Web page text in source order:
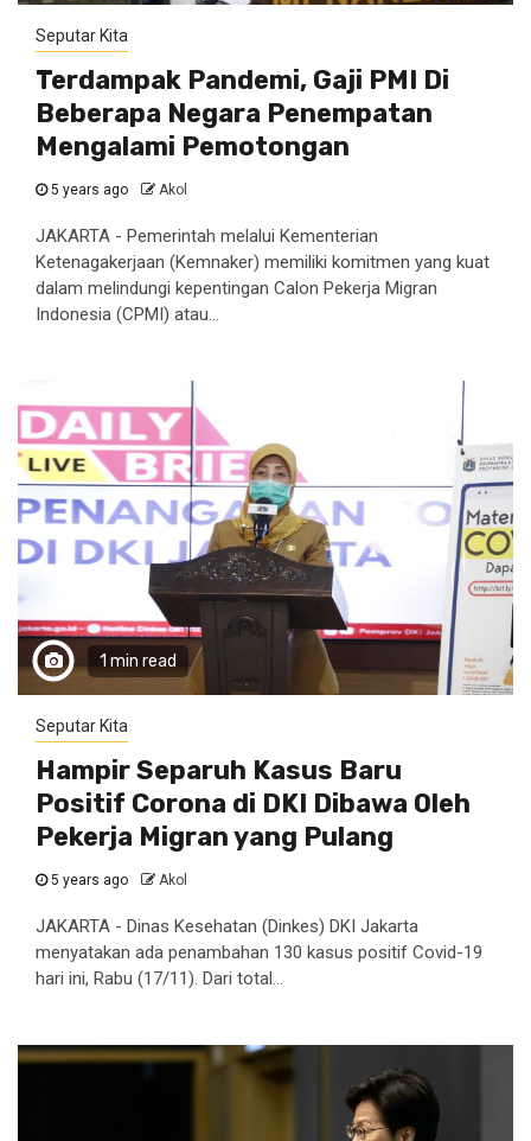
Seputar Kita
Terdampak Pandemi, Gaji PMI Di
Beberapa Negara Penempatan
Mengalami Pemotongan
5 years ago Akol
JAKARTA - Pemerintah melalui Kementerian
Ketenagakerjaan (Kemnaker) memiliki komitmen yang kuat
dalam melindungi kepentingan Calon Pekerja Migran
Indonesia (CPMI) atau...
1 min read
Seputar Kita
Hampir Separuh Kasus Baru
Positif Corona di DKI Dibawa Oleh
Pekerja Migran yang Pulang
5 years ago Akol
JAKARTA - Dinas Kesehatan (Dinkes) DKI Jakarta
menyatakan ada penambahan 130 kasus positif Covid-19
hari ini, Rabu (17/11). Dari total...